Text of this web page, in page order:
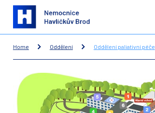
Home Oddělení Oddělení paliativní péče